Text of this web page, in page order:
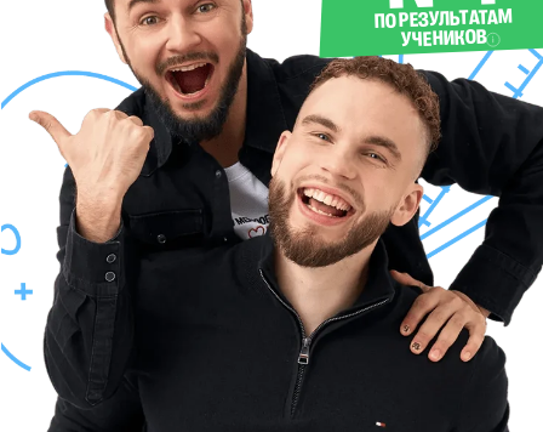
ПО РЕЗУЛЬТАТАМ
УЧЕНИКОВ